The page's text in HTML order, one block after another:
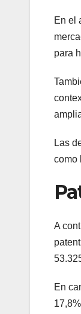
En el
para
Las
como
A
En